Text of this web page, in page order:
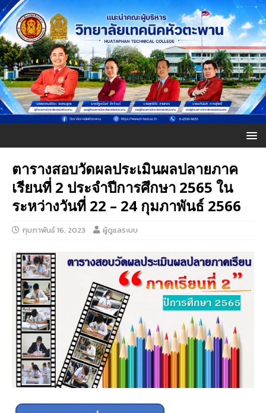
ตารางสอบวัดผลประเมินผลปลายภาค
เรียนที่ 2 ประจำปีการศึกษา 2565 ใน
ระหว่างวันที่ 22 – 24 กุมภาพันธ์ 2566
กุมภาพันธ์ 16, 2023 ผู้ดูแลระบบ